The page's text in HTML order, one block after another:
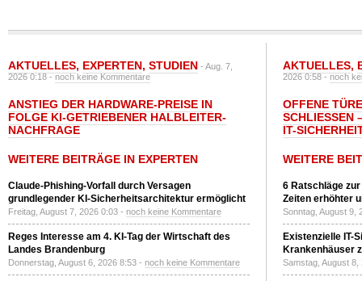
AKTUELLES, EXPERTEN, STUDIEN - Aug. 7,
2026 0:18 -noch keine Kommentare
ANSTIEG DER HARDWARE-PREISE IN
FOLGE KI-GETRIEBENER HALBLEITER-
NACHFRAGE
WEITERE BEITRÄGE IN EXPERTEN
Claude-Phishing-Vorfall durch Versagen
grundlegender KI-Sicherheitsarchitektur ermöglicht
Freitag, August 7, 2026 0:03 - noch keine Kommentare
Reges Interesse am 4. KI-Tag der Wirtschaft des
Landes Brandenburg
Donnerstag, August 6, 2026 8:53 - noch keine Kommentare
AKTUELLES,
2026 0:58 -noch
OFFENE
SCHLIESSEN
T-
WEITERE
6 Ratschläge
Zeiten erhöhter
Sonntag, August 9,
Existenzielle IT-
Krankenhäuser
Samstag, August